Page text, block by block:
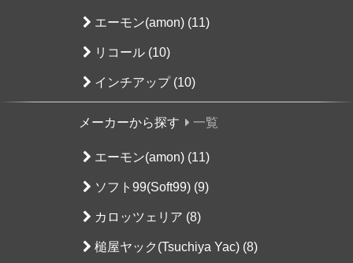
エーモン(amon) (11)
リコール (10)
インチアップ (10)
メーカーから探す 一覧
エーモン(amon) (11)
ソフト99(Soft99) (9)
カロッツェリア (8)
槌屋ヤック(Tsuchiya Yac) (8)